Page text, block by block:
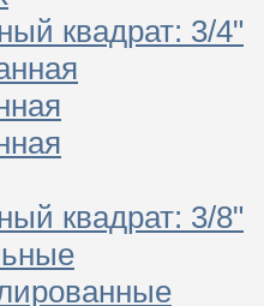
квадрат: 3/4"
квадрат: 3/8"